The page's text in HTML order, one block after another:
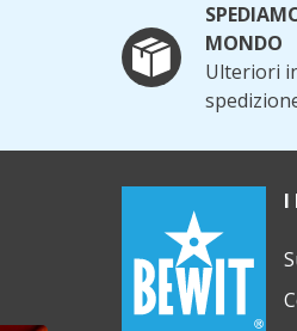
MONDO
Ulteriori
I